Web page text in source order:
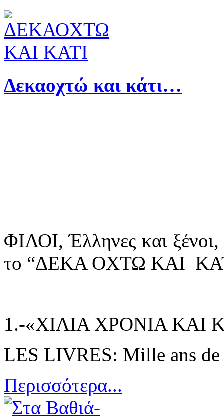
Δεκαοχτώ και κάτι…
ΦΙΛΟΙ, Έλληνες και
το “ΔΕΚΑ ΟΧΤΩ ΚΑΙ
1.-«ΧΙΛΙΑ ΧΡΟΝΙΑ ΚΑΙ
LES LIVRES: Mille ans
Περισσότερα...